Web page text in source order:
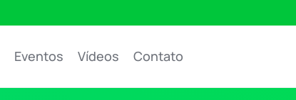
Eventos Vídeos Contato